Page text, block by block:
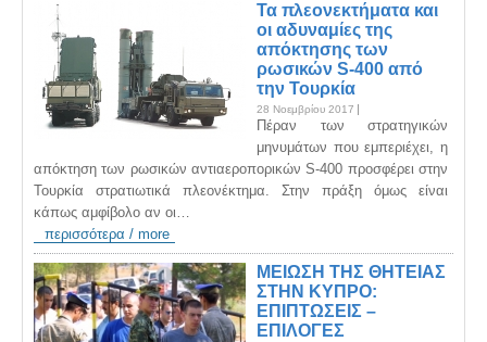
Τα πλεονεκτήματα και
οι αδυναμίες της
απόκτησης των
ρωσικών S-400 από
την Τουρκία
28 Νοεμβρίου 2017
Πέραν των στρατηγικών
μηνυμάτων που εμπεριέχει, η
απόκτηση των ρωσικών αντιαεροπορικών S-400 προσφέρει στην
Τουρκία στρατιωτικά πλεονέκτημα. Στην πράξη όμως είναι
κάπως αμφίβολο αν οι…
περισσότερα / more
ΜΕΙΩΣΗ ΤΗΣ ΘΗΤΕΙΑΣ
ΣΤΗΝ ΚΥΠΡΟ:
ΕΠΙΠΤΩΣΕΙΣ –
ΕΠΙΛΟΓΕΣ